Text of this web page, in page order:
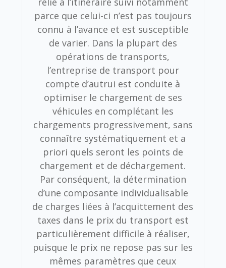
parce que celui-ci n’est pas toujours
connu à l’avance et est susceptible
de varier. Dans la plupart des
opérations de transports,
l’entreprise de transport pour
compte d’autrui est conduite à
optimiser le chargement de ses
véhicules en complétant les
chargements progressivement, sans
connaître systématiquement et a
priori quels seront les points de
chargement et de déchargement.
Par conséquent, la détermination
d’une composante individualisable
de charges liées à l’acquittement des
taxes dans le prix du transport est
particulièrement difficile à réaliser,
puisque le prix ne repose pas sur les
mêmes paramètres que ceux